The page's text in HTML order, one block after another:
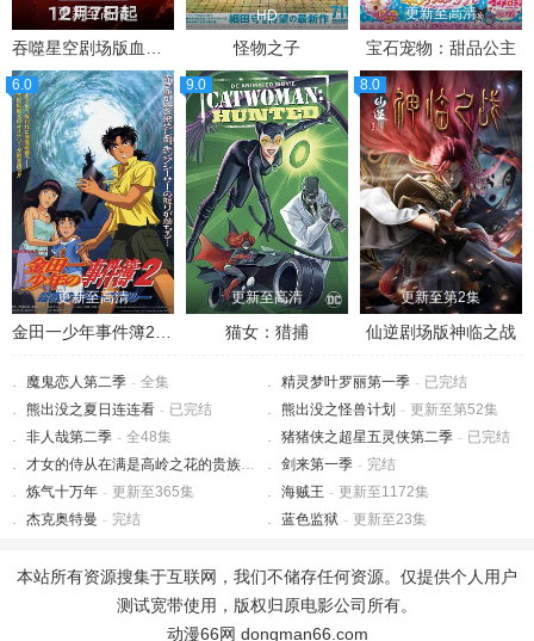
更新至高清 HD
怪物之子
更新至高清
宝石宠物：甜品公主
6.0
更新至高清
9.0
更新至高清
猫女：猎捕
8.0
更新至第2集
仙逆剧场版神临之战
魔鬼恋人第二季 - 全集 精灵梦叶罗丽第一季 - 已完结
熊出没之夏日连连看 - 已完结 熊出没之怪兽计划 - 更新至第52集
非人哉第二季 - 全48集 猪猪侠之超星五灵侠第二季 - 已完结
才女的侍从在满是高岭之花的贵族学校暗中照顾（毫无生活自理能力的）学院第一大小姐
剑来第一季 - 完结
炼气十万年 - 更新至365集 海贼王 - 更新至1172集
杰克奥特曼 - 完结 蓝色监狱 - 更新至23集
本站所有资源搜集于互联网，我们不储存任何资源。仅提供个人用户
测试宽带使用，版权归原电影公司所有。
动漫66网 dongman66.com